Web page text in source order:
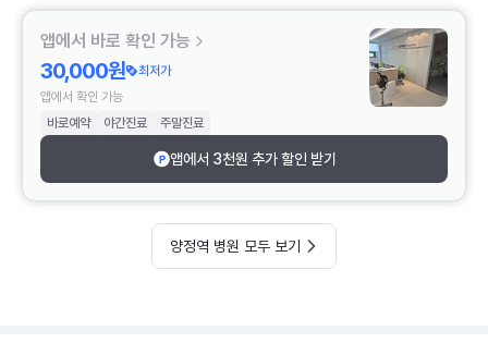
앱에서 바로 확인 가능
30,000원
최저가
앱에서 확인 가능
바로예약
야간진료 주말진료
앱에서 3천원 추가 할인 받기
양정역 병원 모두 보기